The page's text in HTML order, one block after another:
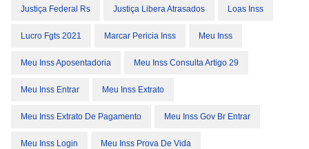
Justiça Federal Rs Justiça Libera Atrasados Loas Inss
Lucro Fgts 2021 Marcar Pericia Inss Meu Inss
Meu Inss Aposentadoria Meu Inss Consulta Artigo 29
Meu Inss Entrar Meu Inss Extrato
Meu Inss Extrato De Pagamento Meu Inss Gov Br Entrar
Meu Inss Login Meu Inss Prova De Vida